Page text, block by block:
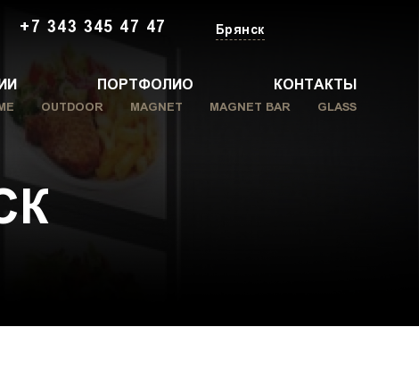
+7 343 345 47 47 Брянск
ПОРТФОЛИО КОНТАКТЫ
OUTDOOR MAGNET MAGNET BAR GLASS